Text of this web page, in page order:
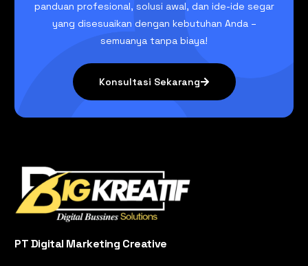
panduan profesional, solusi awal, dan ide-ide segar
yang disesuaikan dengan kebutuhan Anda –
semuanya tanpa biaya!
Konsultasi Sekarang
PT Digital Marketing Creative